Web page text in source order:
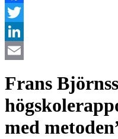
Facebook
Twitter
LinkedIn
Frans
med